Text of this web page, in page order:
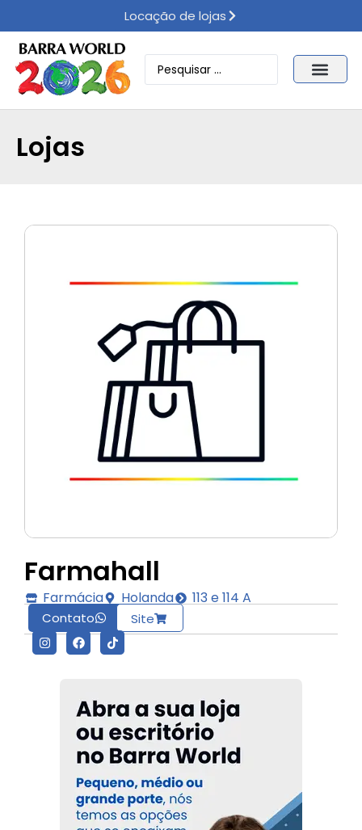
Locação de lojas
Lojas
Farmácia Holanda 113 e 114 A
Contato Site
Farmahall